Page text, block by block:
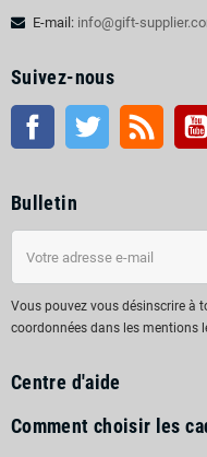
E-mail: info@gift-
Suivez-nous
Facebook Twitter RSS
Bulletin
Vous pouvez vous désinscrire à
coordonnées dans les mentions
Centre d'aide
Comment choisir les